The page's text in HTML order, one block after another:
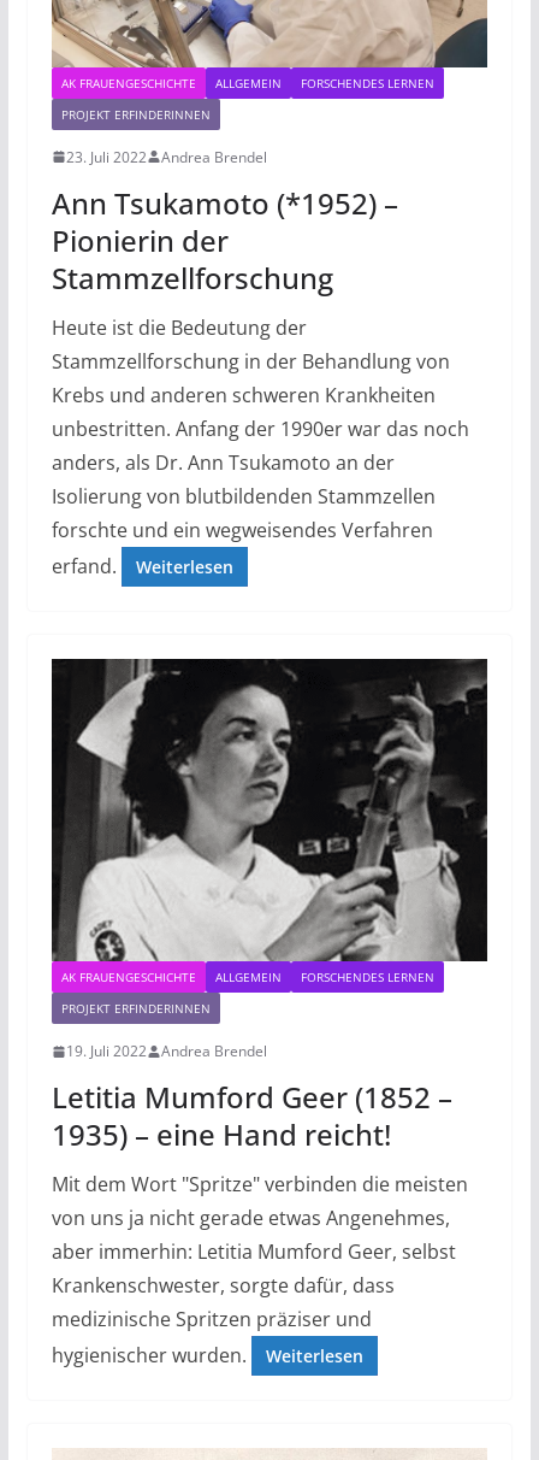
AK FRAUENGESCHICHTE ALLGEMEIN
FORSCHENDES LERNEN
PROJEKT ERFINDERINNEN
23. Juli 2022 Andrea Brendel
Ann Tsukamoto (*1952) –
Pionierin der
Stammzellforschung
Heute ist die Bedeutung der
Stammzellforschung in der Behandlung von
Krebs und anderen schweren Krankheiten
unbestritten. Anfang der 1990er war das noch
anders, als Dr. Ann Tsukamoto an der
Isolierung von blutbildenden Stammzellen
forschte und ein wegweisendes Verfahren
erfand.
Weiterlesen
AK FRAUENGESCHICHTE ALLGEMEIN
FORSCHENDES LERNEN
PROJEKT ERFINDERINNEN
19. Juli 2022 Andrea Brendel
Letitia Mumford Geer (1852 –
1935) – eine Hand reicht!
Mit dem Wort "Spritze" verbinden die meisten
von uns ja nicht gerade etwas Angenehmes,
aber immerhin: Letitia Mumford Geer, selbst
Krankenschwester, sorgte dafür, dass
medizinische Spritzen präziser und
hygienischer wurden.
Weiterlesen